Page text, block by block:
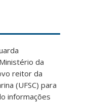
da
reitor da
(UFSC) para
informações